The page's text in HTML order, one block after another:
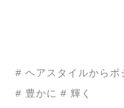
# ヘアスタイルからポ
# 豊かに # 輝く